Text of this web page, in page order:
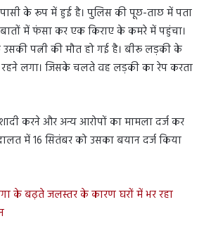
के रूप में हुई है। पुलिस की पूछ-ताछ में पता
में फंसा कर एक किराए के कमरे में पहुंचा।
पत्नी की मौत हो गई है। बीरू लड़की के
रहने लगा। जिसके चलते वह लड़की का रेप करता
करने और अन्य आरोपों का मामला दर्ज कर
में 16 सितंबर को उसका बयान दर्ज किया
के बढ़ते जलस्तर के कारण घरों में भर रहा